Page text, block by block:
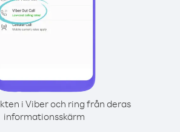
i Viber och ring från deras
informationsskärm